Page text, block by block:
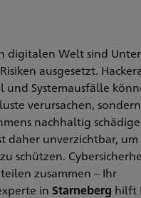
digitalen Welt sind
ausgesetzt.
und Systemausfälle
verursachen,
nachhaltig
daher unverzichtbar, um
schützen.
zusammen – Ihr
in Starneberg hilft